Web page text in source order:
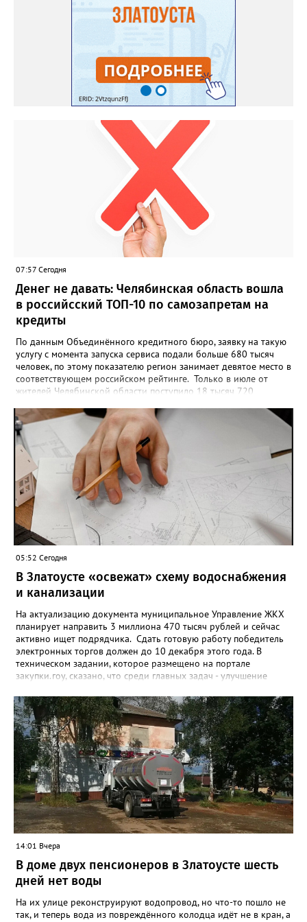
07:57 Сегодня
Денег не давать: Челябинская область вошла
в российсский ТОП-10 по самозапретам на
кредиты
По данным Объединённого кредитного бюро, заявку на такую
услугу с момента запуска сервиса подали больше 680 тысяч
человек, по этому показателю регион занимает девятое место в
соответствующем российском рейтинге. Только в июле от
жителей Челябинской области поступило 18 тысяч 720
снятие. В целом не давать им взаймы сегодня просят 543 с
лишним тысячи человек. Почти 89 тысяч за это время решили
запрет отозвать. При этом, утверждают аналитики бюро,
примерно каждый пятый из тех, кто установил самозапрет,
никогда кредиты не брал, столько же погасили долги недавно,
а больше половины имеют долговые обязательства сейчас.
05:52 Сегодня
В Златоусте «освежат» схему водоснабжения
и канализации
На актуализацию документа муниципальное Управление ЖКХ
планирует направить 3 миллиона 470 тысяч рублей и сейчас
активно ищет подрядчика. Сдать готовую работу победитель
электронных торгов должен до 10 декабря этого года. В
техническом задании, которое размещено на портале
закупки.гоу, сказано, что среди главных задач - улучшение
повышение энергоэффективности систем. Кроме электронных
схем, исполнителю нужно разработать предложения по
строительству и реконструкции водоснабжения и канализации,
оценив размер вложений, а также представить перечень
бесхозных объектов и возможные сценарии развития этой
сферы городского хозяйства. В июне 2025 года
«Златоуст.инфо» сообщал о подобных торгах. Тогда цена
вопроса была почти в три раза выше - 9 миллионов 13 тысяч
486 рублей, а в списке работ была разработка электронной
системы ливнёвок.
14:01 Вчера
В доме двух пенсионеров в Златоусте шесть
дней нет воды
На их улице реконструируют водопровод, но что-то пошло не
так, и теперь вода из повреждённого колодца идёт не в кран, а